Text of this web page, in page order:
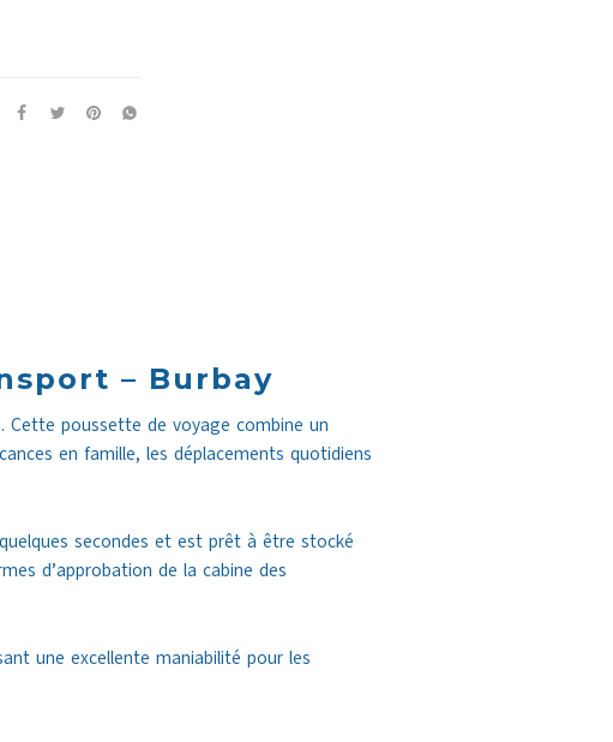
– Burbay
Cette poussette de voyage combine un
en famille, les déplacements quotidiens
secondes et est prêt à être stocké
d’approbation de la cabine des
une excellente maniabilité pour les